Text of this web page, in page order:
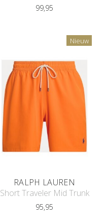
99,95
RALPH LAUREN
Short Traveler Mid Trunk
95,95
Nieuw